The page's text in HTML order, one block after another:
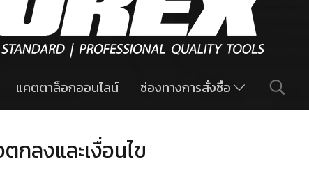
แคตตาล็อกออนไลน์ ช่องทางการสั่งซื้อ
กลงและเงื่อนไข